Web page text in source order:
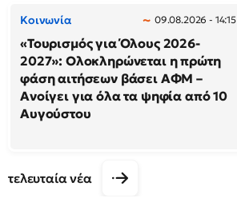
Κοινωνία 09.08.2026 - 14:15
«Τουρισμός για Όλους 2026-
2027»: Ολοκληρώνεται η πρώτη
φάση αιτήσεων βάσει ΑΦΜ –
Ανοίγει για όλα τα ψηφία από 10
Αυγούστου
τελευταία νέα